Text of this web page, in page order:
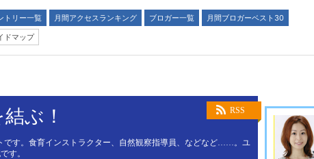
トリー一覧 月間アクセスランキング ブロガー一覧
月間ブロガーベスト30
ドマップ
RSS
ぶ！
です。食育インストラクター、自然観察指導員、などなど……。ユ
す。